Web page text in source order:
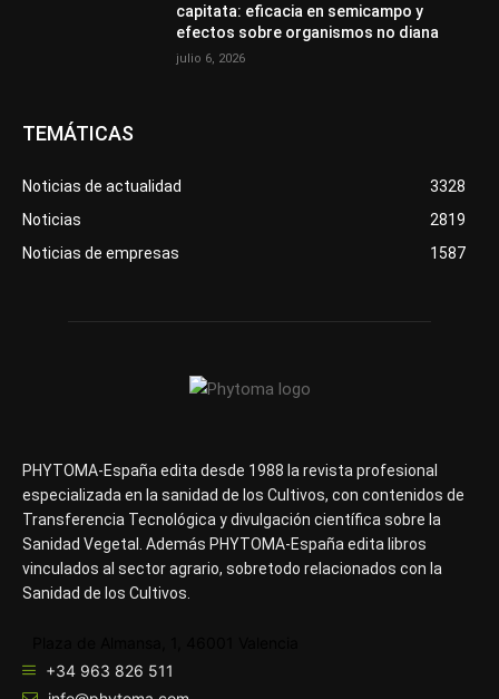
capitata: eficacia en semicampo y
efectos sobre organismos no diana
julio 6, 2026
TEMÁTICAS
Noticias de actualidad
3328
Noticias
2819
Noticias de empresas
1587
PHYTOMA-España edita desde 1988 la revista profesional
especializada en la sanidad de los Cultivos, con contenidos de
Transferencia Tecnológica y divulgación científica sobre la
Sanidad Vegetal. Además PHYTOMA-España edita libros
vinculados al sector agrario, sobretodo relacionados con la
Sanidad de los Cultivos.
+34 963 826 511